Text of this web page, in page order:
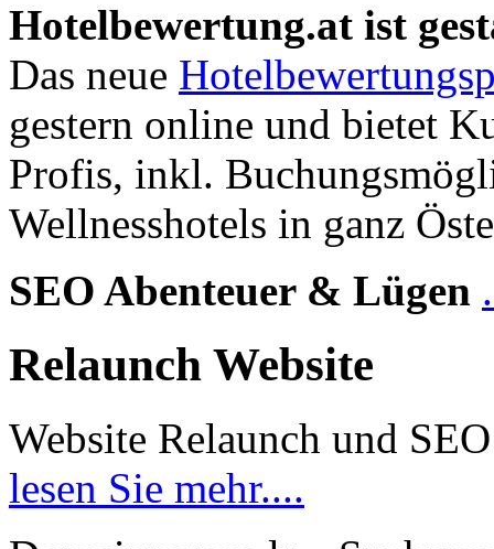
Hotelbewertung.at ist
Das neue
gestern online und bietet
Profis, inkl.
Wellnesshotels in ganz
SEO Abenteuer & Lügen
Relaunch Website
Website Relaunch und SEO
lesen Sie mehr....